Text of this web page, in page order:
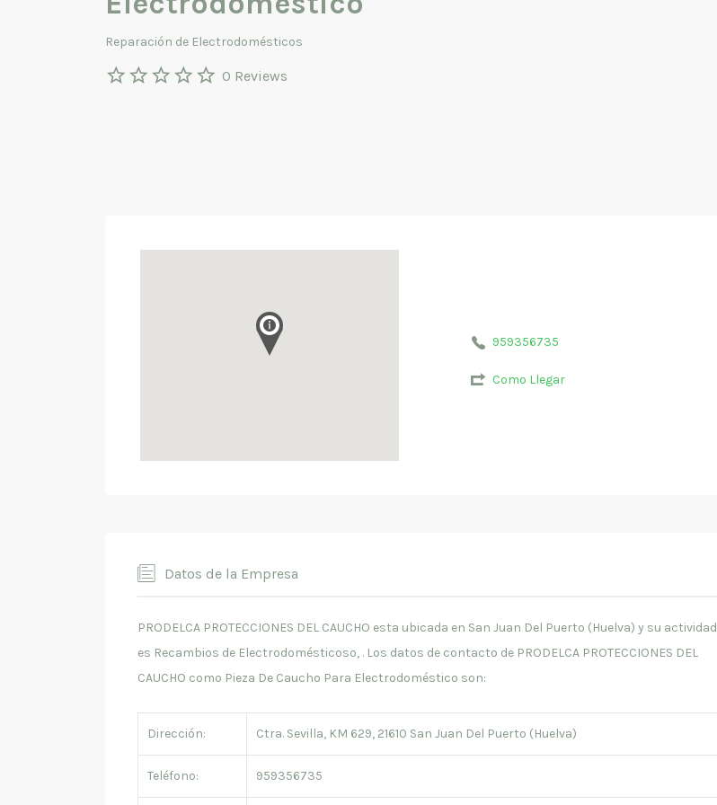
Reparación de Electrodomésticos
0 Reviews
959356735
Como Llegar
Datos de la Empresa
PRODELCA PROTECCIONES DEL CAUCHO esta ubicada en San Juan Del Puerto (Huelva) y su actividad
es Recambios de Electrodomésticoso, . Los datos de contacto de PRODELCA PROTECCIONES DEL
CAUCHO como Pieza De Caucho Para Electrodoméstico son:
Dirección: Ctra. Sevilla, KM 629, 21610 San Juan Del Puerto (Huelva)
Teléfono: 959356735